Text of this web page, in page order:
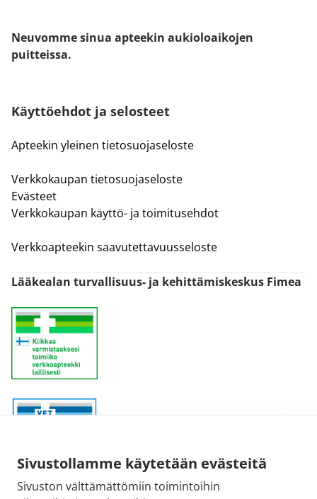
Sivustollamme käytetään evästeitä
Sivuston välttämättömiin toimintoihin
Neuvomme sinua apteekin aukioloaikojen
puitteissa.
Käyttöehdot ja selosteet
Apteekin yleinen tietosuojaseloste
Verkkokaupan tietosuojaseloste
Evästeet
Verkkokaupan käyttö- ja toimitusehdot
Verkkoapteekin saavutettavuusseloste
Lääkealan turvallisuus- ja kehittämiskeskus Fimea
Sähköpostiosoite: